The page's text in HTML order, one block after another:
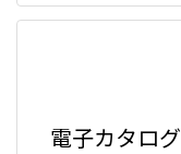
電子カタログ